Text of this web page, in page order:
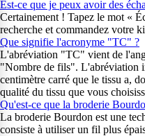
Est-ce que je peux avoir des
Certainement ! Tapez le mot «
recherche et commandez votre
Que signifie l'acronyme "TC" ?
L'abréviation "TC" vient de
"Nombre de fils". L'abréviation
centimètre carré que le tissu a,
qualité du tissu que vous
Qu'est-ce que la broderie
La broderie Bourdon est une
consiste à utiliser un fil plus